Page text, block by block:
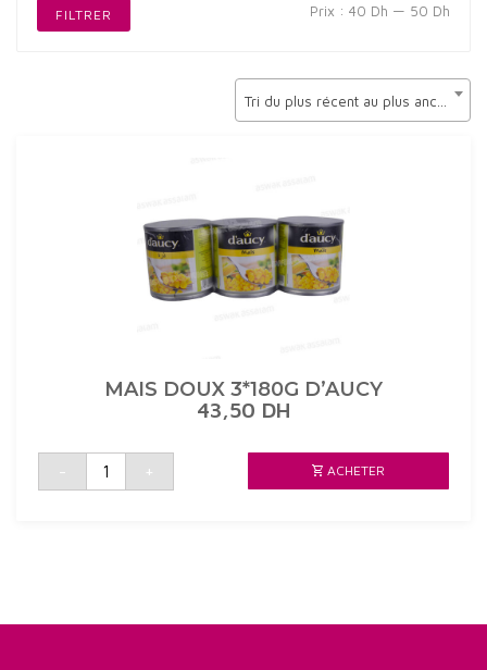
FILTRER Prix : 40 Dh — 50 Dh
MAIS DOUX 3*180G D’AUCY
43,50 DH
-
quantité
MAIS
+ ACHETER